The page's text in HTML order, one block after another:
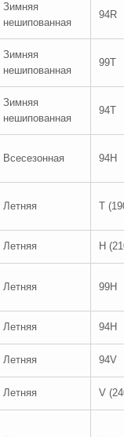
Зимняя
нешипованная
94R
Зимняя
нешипованная
99T
Зимняя
нешипованная
94T
Всесезонная 94H
Летняя T
Летняя H
Летняя 99H
Летняя 94H
Летняя 94V
Летняя V